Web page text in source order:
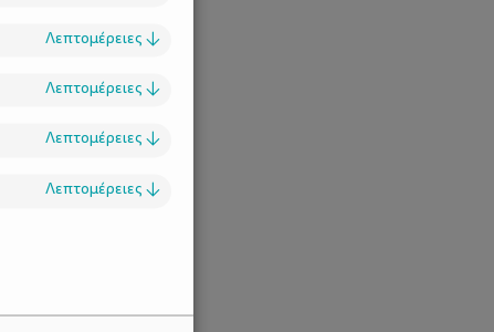
Λεπτομέρειες ↓
Λεπτομέρειες ↓
Λεπτομέρειες ↓
Λεπτομέρειες ↓